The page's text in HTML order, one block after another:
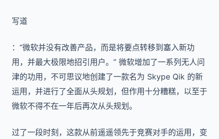
写道
：“微软并没有改善产品，而是将要点转移到塞入新功
用，并最大极限地招引用户。” 微软增加了一系列无人问
津的功用，不可思议地创建了一款名为 Skype Qik 的新
运用，并进行了全面从头规划，但作用十分糟糕，以至于
微软不得不在一年后再次从头规划。
过了一段时刻，这款从前遥遥领先于竞赛对手的运用，变